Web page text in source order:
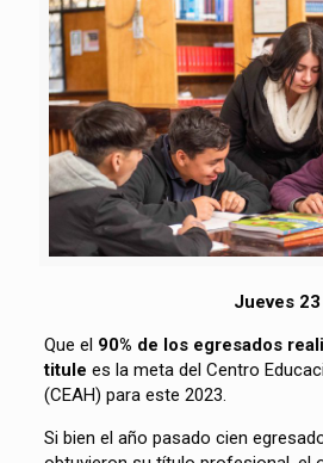
Jueves
Que el 90% de los egresados
titule es la meta del Centro
(CEAH) para este 2023.
Si bien el año pasado cien